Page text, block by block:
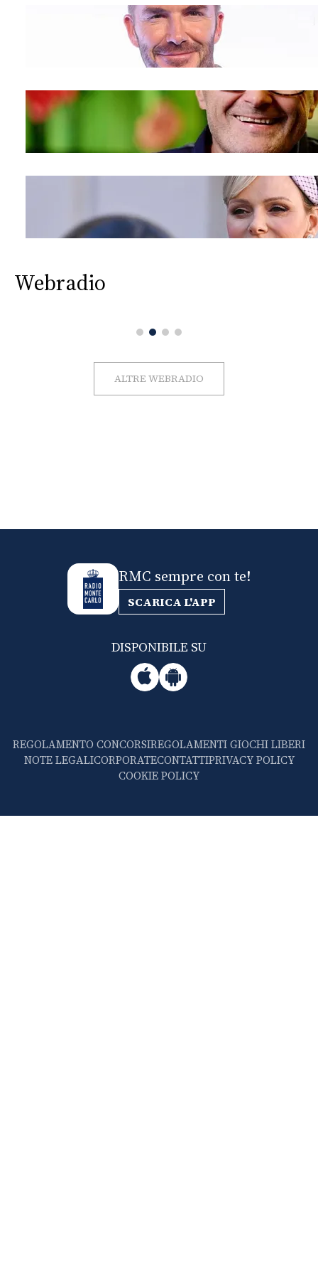
Webradio
ALTRE WEBRADIO
RMC sempre con te!
SCARICA L'APP
DISPONIBILE SU
REGOLAMENTO CONCORSIREGOLAMENTI GIOCHI LIBERI
NOTE LEGALICORPORATECONTATTIPRIVACY POLICY
COOKIE POLICY